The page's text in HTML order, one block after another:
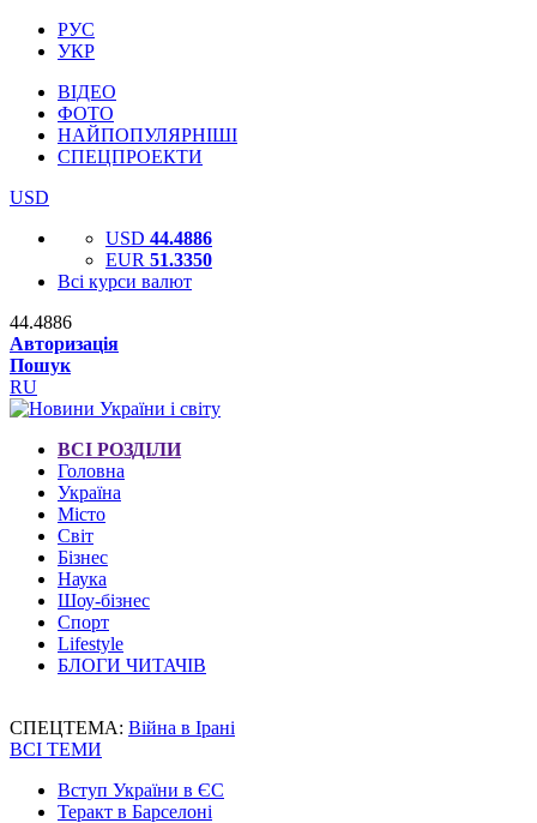
РУС
УКР
ВІДЕО
ФОТО
НАЙПОПУЛЯРНІШІ
СПЕЦПРОЕКТИ
USD
USD 44.4886
EUR 51.3350
Всі курси валют
44.4886
Авторизація
Пошук
RU
ВСІ РОЗДІЛИ
Головна
Україна
Місто
Світ
Бізнес
Наука
Шоу-бізнес
Спорт
Lifestyle
БЛОГИ ЧИТАЧІВ
СПЕЦТЕМА: Війна в Ірані
ВСІ ТЕМИ
Вступ України в ЄС
Теракт в Барселоні